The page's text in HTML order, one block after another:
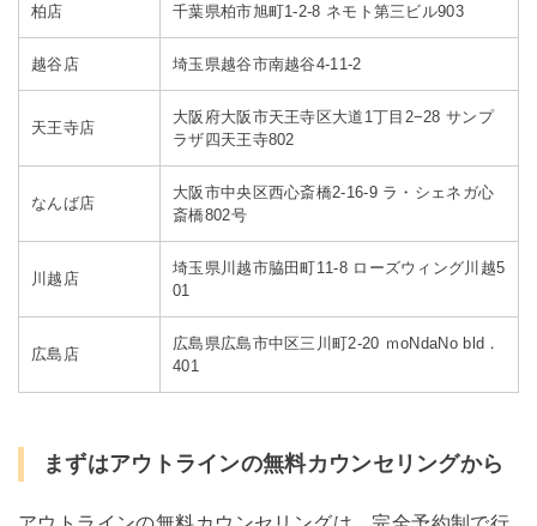
柏店 千葉県柏市旭町1-2-8 ネモト第三ビル903
越谷店 埼玉県越谷市南越谷4-11-2
天王寺店
大阪府大阪市天王寺区大道1丁目2−28 サンプ
ラザ四天王寺802
なんば店
大阪市中央区西心斎橋2-16-9 ラ・シェネガ心
斎橋802号
川越店
埼玉県川越市脇田町11-8 ローズウィング川越5
01
広島店
広島県広島市中区三川町2-20 ｍoNdaNo bld．
401
まずはアウトラインの無料カウンセリングから